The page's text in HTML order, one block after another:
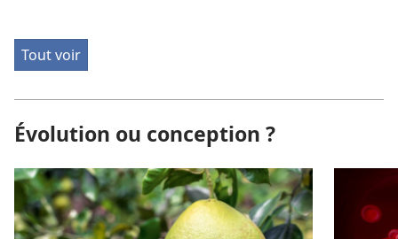
Tout voir
Évolution ou conception ?